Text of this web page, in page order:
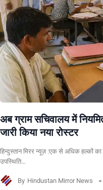
अब ग्राम सचिवालय में
जारी किया नया रोस्टर
हिन्दुस्तान मिरर न्यूज़ :एक से अधिक हल्कों
उपस्थिति…
By Hindustan Mirror News